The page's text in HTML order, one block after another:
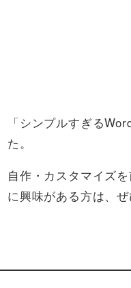
「シンプルすぎる
た。
自作・カスタマイズ
に興味がある方は、